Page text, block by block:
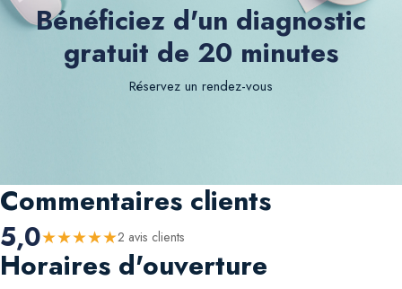
Bénéficiez d'un diagnostic
gratuit de 20 minutes
Réservez un rendez-vous
Commentaires clients
5,0★★★★★2 avis clients
Horaires d'ouverture